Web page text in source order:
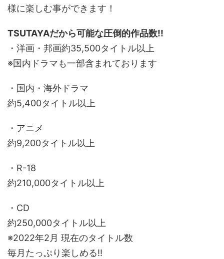
様に楽しむ事ができます！
TSUTAYAだから可能な圧倒的作品数!!
・洋画・邦画約35,500タイトル以上
※国内ドラマも一部含まれております
・国内・海外ドラマ
約5,400タイトル以上
・アニメ
約9,200タイトル以上
・R-18
約210,000タイトル以上
・ⅭⅮ
約250,000タイトル以上
※2022年2月 現在のタイトル数
毎月たっぷり楽しめる!!